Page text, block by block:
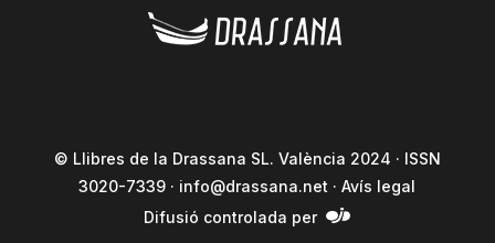
© Llibres de la Drassana SL. València 2024 · ISSN
3020-7339 · info@drassana.net ·Avís legal
Difusió controlada per